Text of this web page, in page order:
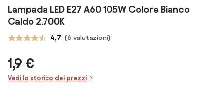
Lampada LED E27 A60 105W Colore Bianco
Caldo 2.700K
4,7 (6 valutazioni)
1,9 €
Vedi lo storico dei prezzi